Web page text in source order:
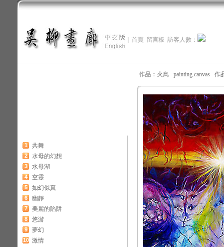
首頁 留言板 訪客人數：
1 共舞
2 水母的幻想
3 水母湖
4 空靈
5 如幻似真
6 幽靜
7 美麗的陷阱
8 悠游
9 夢幻
10 激情
作品：火鳥 painting.canvas 作